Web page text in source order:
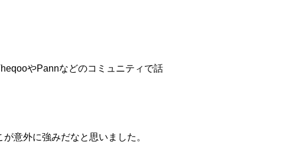
やPannなどのコミュニティで話
意外に強みだなと思いました。